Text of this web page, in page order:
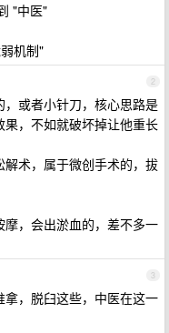
"中医"
机制"
2
或者小针刀，核心思路是
，不如就破坏掉让他重长
术，属于微创手术的，拔
，会出淤血的，差不多一
3
，脱臼这些，中医在这一